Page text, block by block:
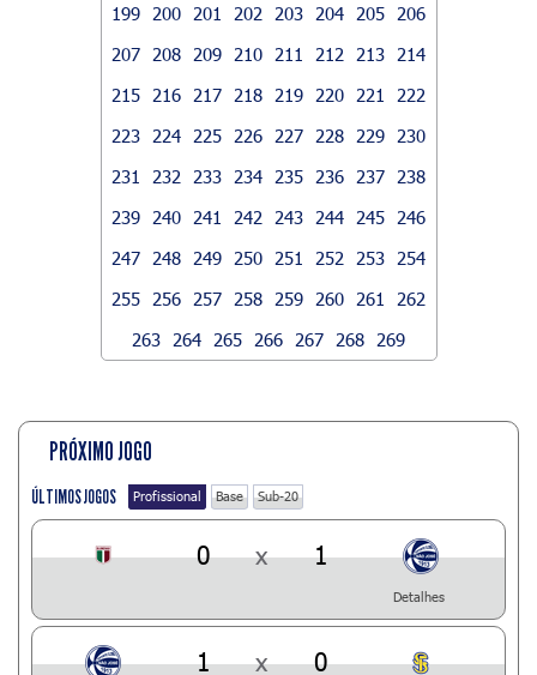
199
200 201 202 203 204 205
206
207
208 209 210 211 212 213
214
215
216 217 218 219 220 221
222
223
224 225 226 227 228 229
230
231
232 233 234 235 236 237
238
239
240 241 242 243 244 245
246
247
248 249 250 251 252 253
254
255
256 257 258 259 260 261
262
263
264 265 266 267 268 269
PRÓXIMO JOGO
ÚLTIMOS JOGOS Profissional Base Sub-20
0 x 1
Detalhes
1 x 0